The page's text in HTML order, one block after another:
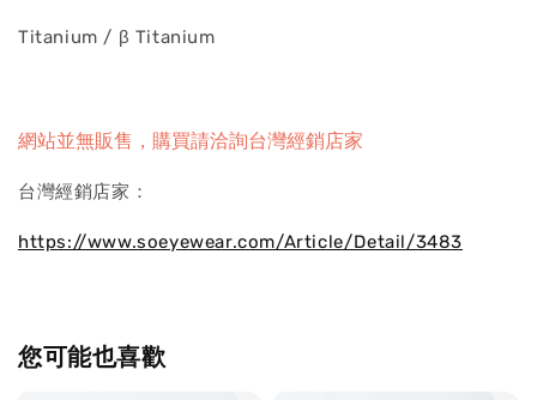
Titanium / β Titanium
網站並無販售，購買請洽詢台灣經銷店家
台灣經銷店家：
https://www.soeyewear.com/Article/Detail/3483
您可能也喜歡